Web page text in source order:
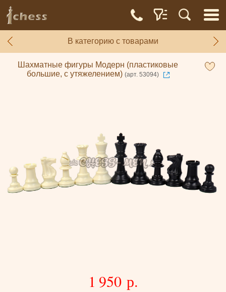
В категорию с товарами
Шахматные фигуры Модерн (пластиковые
большие, с утяжелением) (арт. 53094)
1 950 р.